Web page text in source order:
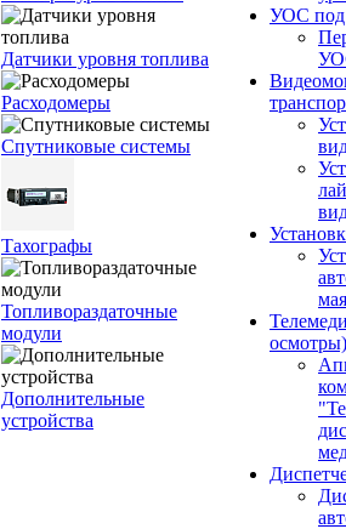
Датчики уровня топлива
Расходомеры
Спутниковые системы
Тахографы
Топливораздаточные
модули
Дополнительные
устройства
УОС
осмотры)